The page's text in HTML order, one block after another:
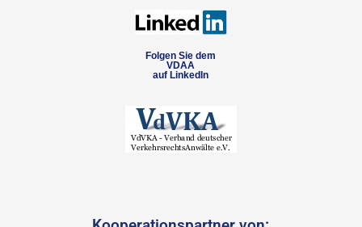
Folgen Sie dem
VDAA
auf LinkedIn